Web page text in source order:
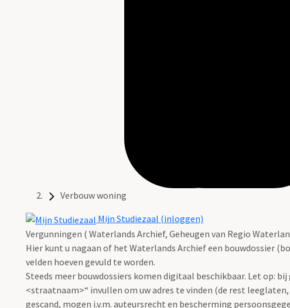
Verbouw woning
Mijn Studiezaal (inloggen)
Vergunningen ( Waterlands Archief, Geheugen van Regio
Hier kunt u nagaan of het Waterlands Archief een bouwdossier
velden hoeven gevuld te worden.
Steeds meer bouwdossiers komen digitaal beschikbaar. Let op:
<straatnaam>“ invullen om uw adres te vinden (de rest
gescand, mogen i.v.m. auteursrecht en bescherming